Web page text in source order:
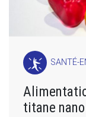
SANTÉ-
titane